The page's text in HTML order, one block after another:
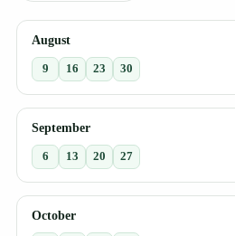
August
9 16 23 30
September
6 13 20 27
October